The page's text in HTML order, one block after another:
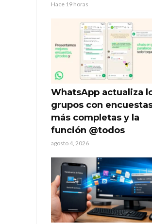
Hace 19 horas
WhatsApp actualiza
grupos con
más completas y la
función @todos
agosto 4, 2026